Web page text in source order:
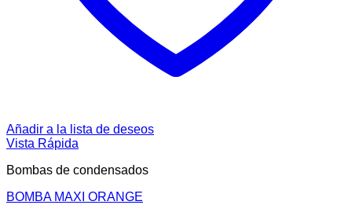
Añadir a la lista de deseos
Vista Rápida
Bombas de condensados
BOMBA MAXI ORANGE